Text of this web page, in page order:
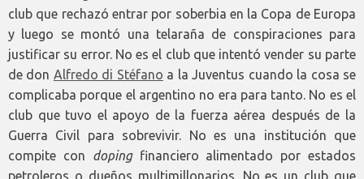
club que rechazó entrar por soberbia en la Copa de Europa
y luego se montó una telaraña de conspiraciones para
justificar su error. No es el club que intentó vender su parte
de don Alfredo di Stéfano a la Juventus cuando la cosa se
complicaba porque el argentino no era para tanto. No es el
club que tuvo el apoyo de la fuerza aérea después de la
Guerra Civil para sobrevivir. No es una institución que
compite con dopingfinanciero alimentado por estados
petroleros o dueños multimillonarios. No es un club que